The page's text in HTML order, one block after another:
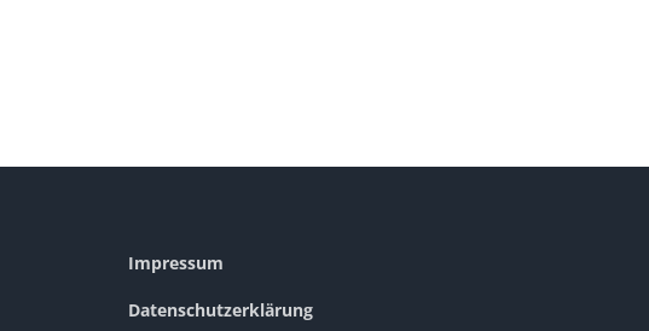
Impressum
Datenschutzerklärung